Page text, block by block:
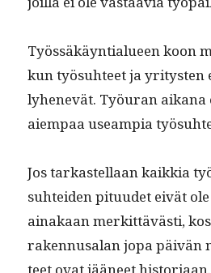
Työssäkäyn­tialueen koon
kun työ­suh­teet ja yri­tys­ten
lyhenevät. Työu­ran aikana
aiem­paa use­ampia
Jos tarkastel­laan kaikkia
suhtei­den pitu­udet eivät
ainakaan merkit­tävästi,
raken­nusalan jopa päivän
teet ovat jääneet